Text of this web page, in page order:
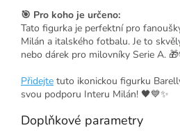
🎯 Pro koho je určeno:
Tato figurka je perfektní pro
Milán a italského fotbalu. Je to
nebo dárek pro milovníky Serie A.
Přidejte tuto ikonickou figurku
svou podporu Interu Milán! 🖤💙✨
Doplňkové parametry